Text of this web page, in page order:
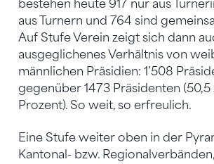
bestehen heute 917 nur aus
aus Turnern und 764 sind
Auf Stufe Verein zeigt sich dann
ausgeglichenes Verhältnis von
männlichen Präsidien: 1’508
gegenüber 1473 Präsidenten (50,5
Prozent). So weit, so erfreulich.
Eine Stufe weiter oben in der
Kantonal- bzw.